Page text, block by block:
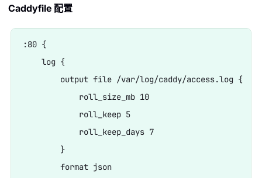
Caddyfile 配置
:80 {
    log {
        output file /var/log/caddy/access.log {
            roll_size_mb 10
            roll_keep 5
            roll_keep_days 7
        }
        format json